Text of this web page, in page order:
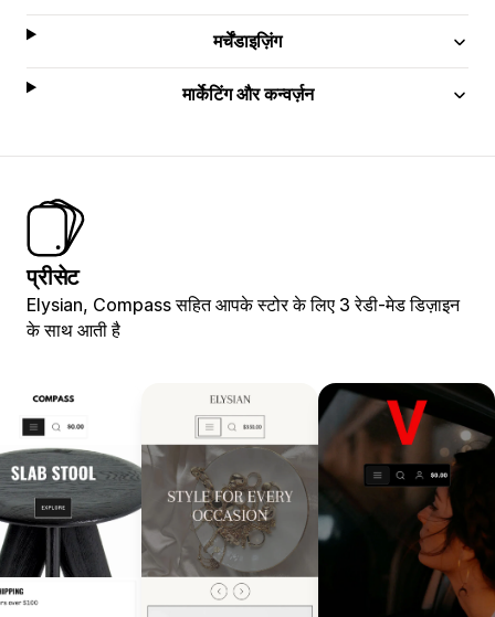
मर्चेंडाइज़िंग
मार्केटिंग और कन्वर्ज़न
प्रीसेट
Elysian, Compass सहित आपके स्टोर के लिए 3 रेडी-मेड डिज़ाइन
के साथ आती है